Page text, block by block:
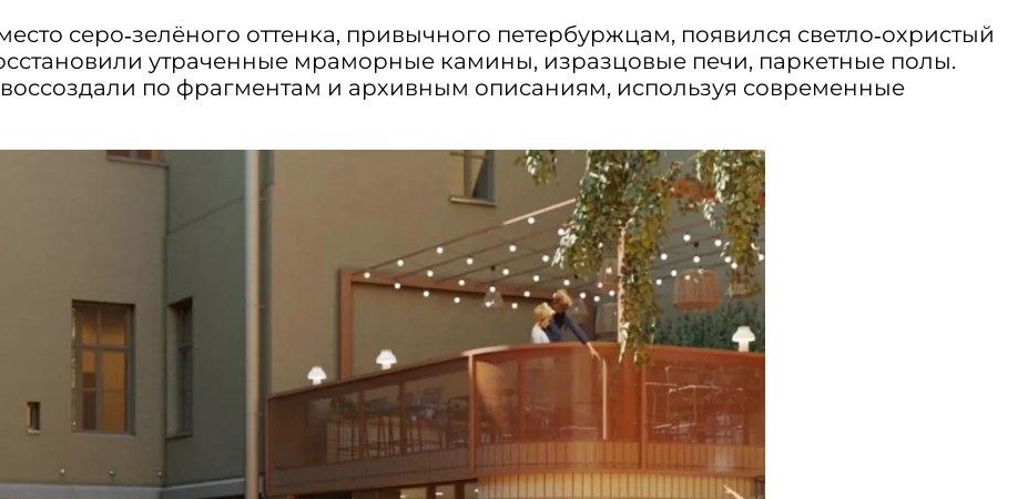
серо‑зелёного оттенка, привычного петербуржцам, появился светло‑охристый
утраченные мраморные камины, изразцовые печи, паркетные полы.
по фрагментам и архивным описаниям, используя современные